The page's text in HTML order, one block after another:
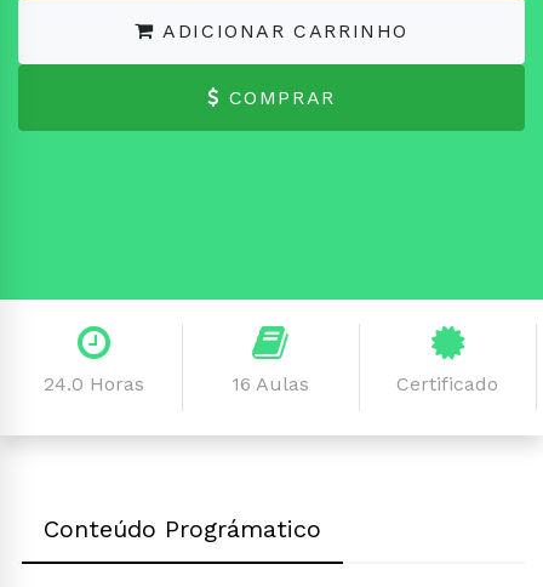
ADICIONAR CARRINHO
COMPRAR
24.0 Horas 16 Aulas Certificado
Conteúdo Prográmatico